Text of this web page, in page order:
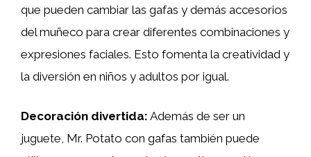
que pueden cambiar las gafas y demás accesorios
del muñeco para crear diferentes combinaciones y
expresiones faciales. Esto fomenta la creatividad y
la diversión en niños y adultos por igual.
Decoración divertida: Además de ser un
juguete, Mr. Potato con gafas también puede